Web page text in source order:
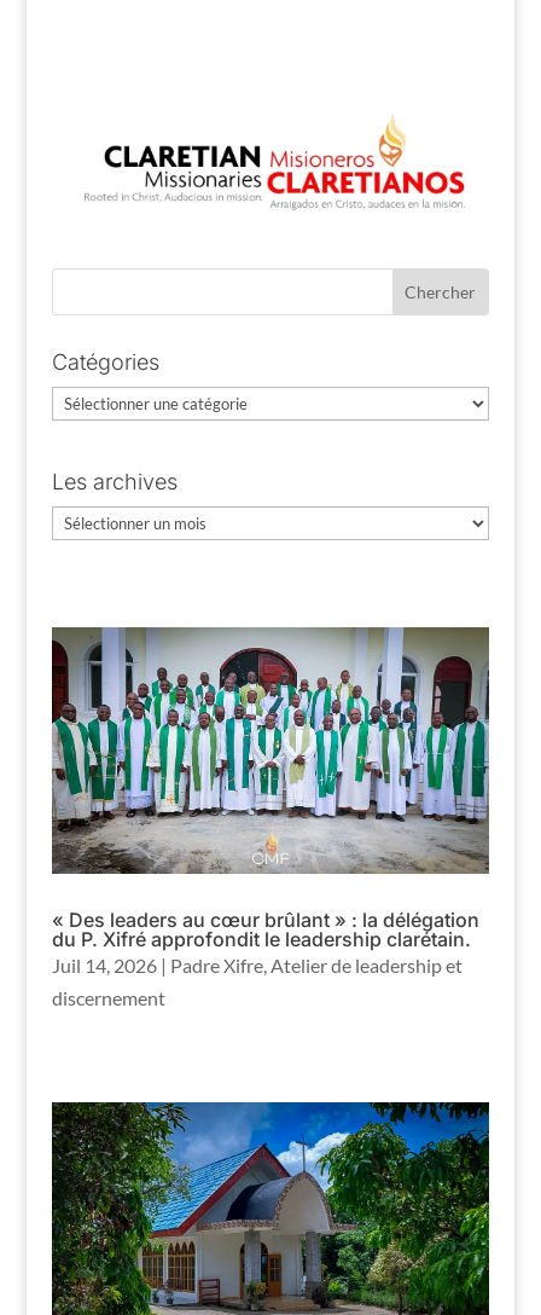
Catégories
Catégories
Les archives
Les
« Des leaders au cœur brûlant » : la délégation
du P. Xifré approfondit le leadership clarétain.
Juil 14, 2026| Padre Xifre, Atelier de leadership et
discernement